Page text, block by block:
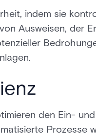
indem sie
Ausweisen, der
den Ein-
Prozesse